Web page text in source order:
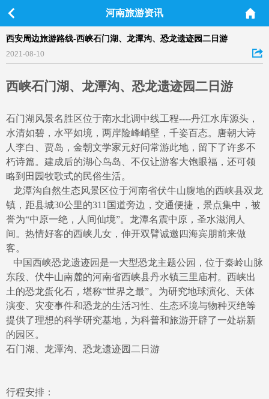
河南旅游资讯
西安周边旅游路线-西峡石门湖、龙潭沟、恐龙遗迹园二日游
2021-08-10
西峡石门湖、龙潭沟、恐龙遗迹园二日游
石门湖风景名胜区位于南水北调中线工程----丹江水库源头，
水清如碧，水平如境，两岸险峰峭壁，千姿百态。唐朝大诗
人李白、贾岛，金朝文学家元好问常游此地，留下了许多不
朽诗篇。建成后的湖心鸟岛、不仅让游客大饱眼福，还可领
略到田园牧歌式的民俗生活。
龙潭沟自然生态风景区位于河南省伏牛山腹地的西峡县双龙
镇，距县城30公里的311国道旁边，交通便捷，景点集中，被
誉为“中原一绝，人间仙境”。龙潭名震中原，圣水滋润人
间。热情好客的西峡儿女，伸开双臂诚邀四海宾朋前来做
客。
中国西峡恐龙遗迹园是一大型恐龙主题公园，位于秦岭山脉
东段、伏牛山南麓的河南省西峡县丹水镇三里庙村。西峡出
土的恐龙蛋化石，堪称“世界之最”。为研究地球演化、天体
演变、灾变事件和恐龙的生活习性、生态环境与物种灭绝等
提供了理想的科学研究基地，为科普和旅游开辟了一处崭新
的园区。
石门湖、龙潭沟、恐龙遗迹园二日游
行程安排：